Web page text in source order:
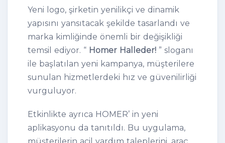
Yeni logo, şirketin yenilikçi ve dinamik
yapısını yansıtacak şekilde tasarlandı ve
marka kimliğinde önemli bir değişikliği
temsil ediyor. “ Homer Halleder! ” sloganı
ile başlatılan yeni kampanya, müşterilere
sunulan hizmetlerdeki hız ve güvenilirliği
vurguluyor.
Etkinlikte ayrıca HOMER’ in yeni
aplikasyonu da tanıtıldı. Bu uygulama,